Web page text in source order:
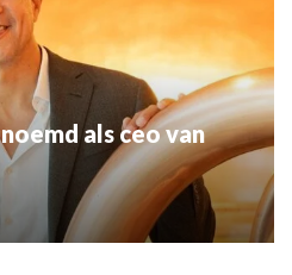
als ceo van